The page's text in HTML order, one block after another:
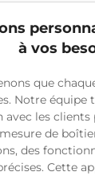
à vos
que
Notre équipe
avec les clients
de
des
Cette